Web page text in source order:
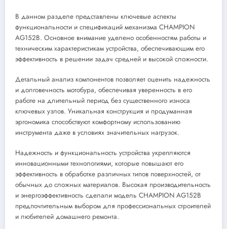
В данном разделе представлены ключевые аспекты
функциональности и спецификаций механизма CHAMPION
AG152B. Основное внимание уделено особенностям работы и
техническим характеристикам устройства, обеспечивающим его
эффективность в решении задач средней и высокой сложности.
Детальный анализ компонентов позволяет оценить надежность
и долговечность мотобура, обеспечивая уверенность в его
работе на длительный период без существенного износа
ключевых узлов. Уникальная конструкция и продуманная
эргономика способствуют комфортному использованию
инструмента даже в условиях значительных нагрузок.
Надежность и функциональность устройства укрепляются
инновационными технологиями, которые повышают его
эффективность в обработке различных типов поверхностей, от
обычных до сложных материалов. Высокая производительность
и энергоэффективность сделали модель CHAMPION AG152B
предпочтительным выбором для профессиональных строителей
и любителей домашнего ремонта.